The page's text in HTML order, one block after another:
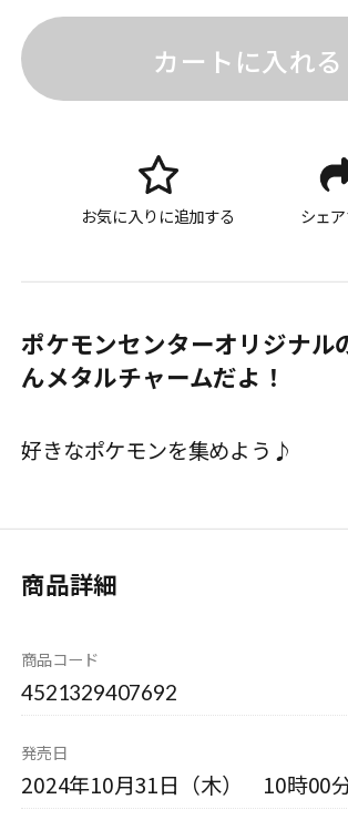
カートに入れる
お気に入りに追加する シェ
ポケモンセンターオリジナル
んメタルチャームだよ！
好きなポケモンを集めよう♪
商品詳細
商品コード
4521329407692
発売日
2024年10月31日（木） 10時00